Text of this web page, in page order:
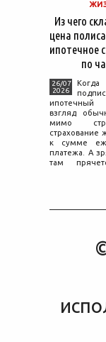
Из чего
цена
ипотечное
по
26/07
2026
взгляд
мимо
страхование
к сумме
платежа. А
там